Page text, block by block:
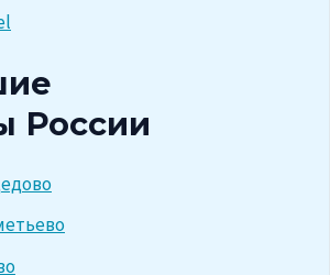
России